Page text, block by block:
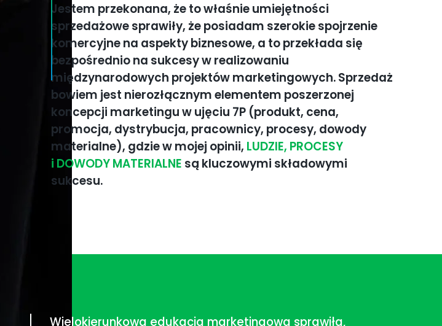
Jestem przekonana, że to właśnie umiejętności
sprzedażowe sprawiły, że posiadam szerokie spojrzenie
komercyjne na aspekty biznesowe, a to przekłada się
bezpośrednio na sukcesy w realizowaniu
międzynarodowych projektów marketingowych. Sprzedaż
bowiem jest nierozłącznym elementem poszerzonej
koncepcji marketingu w ujęciu 7P (produkt, cena,
promocja, dystrybucja, pracownicy, procesy, dowody
materialne), gdzie w mojej opinii, LUDZIE, PROCESY
i DOWODY MATERIALNE są kluczowymi składowymi
sukcesu.
Wielokierunkowa edukacja marketingowa sprawiła,